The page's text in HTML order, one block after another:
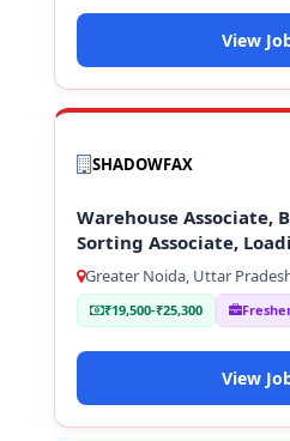
View
SHADOWFAX
Warehouse Associate,
Sorting Associate,
Staff
Greater Noida, Uttar
₹19,500-₹25,300
View